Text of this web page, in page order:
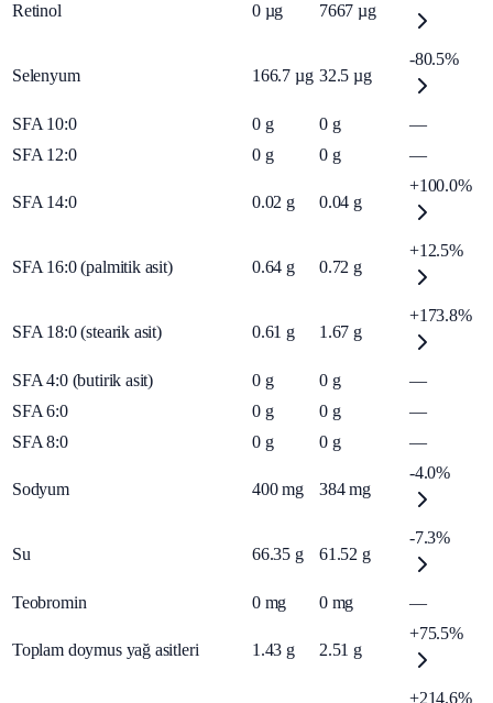
Retinol 0 µg 7667 µg
Selenyum 166.7 µg 32.5 µg
-80.5%
SFA 10:0 0 g 0 g
—
SFA 12:0
0 g 0 g —
SFA 14:0 0.02 g 0.04 g
+100.0%
SFA 16:0 (palmitik asit) 0.64 g 0.72 g
+12.5%
SFA 18:0 (stearik asit) 0.61 g 1.67 g
+173.8%
SFA 4:0 (butirik asit) 0 g 0 g
—
SFA 6:0
0 g 0 g
—
SFA 8:0
0 g 0 g —
Sodyum 400 mg 384 mg
-4.0%
Su 66.35 g 61.52 g
-7.3%
Teobromin 0 mg 0 mg —
Toplam doymus yağ asitleri 1.43 g 2.51 g
+75.5%
+214.6%